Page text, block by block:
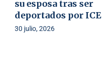
su esposa tras ser
deportados por ICE
30 julio, 2026